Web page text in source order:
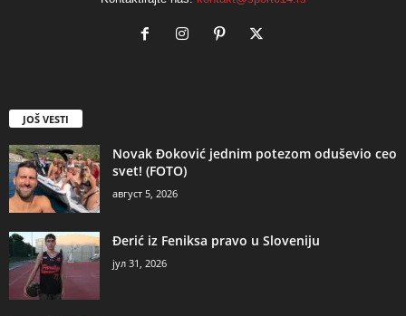
JOŠ VESTI
Novak Đoković jednim potezom oduševio ceo
svet! (FOTO)
август 5, 2026
Đerić iz Feniksa pravo u Sloveniju
јул 31, 2026